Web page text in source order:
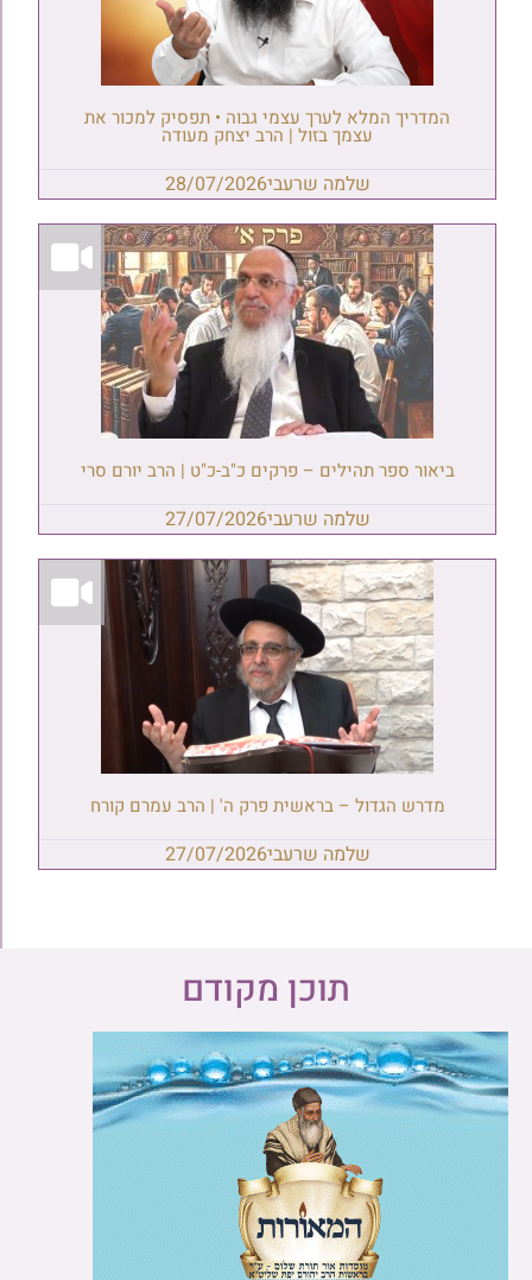
המדריך המלא לערך עצמי גבוה • תפסיק למכור את
עצמך בזול | הרב יצחק מעודה
שלמה שרעבי28/07/2026
ביאור ספר תהילים – פרקים כ"ב-כ"ט | הרב יורם סרי
שלמה שרעבי27/07/2026
מדרש הגדול – בראשית פרק ה' | הרב עמרם קורח
שלמה שרעבי27/07/2026
תוכן מקודם